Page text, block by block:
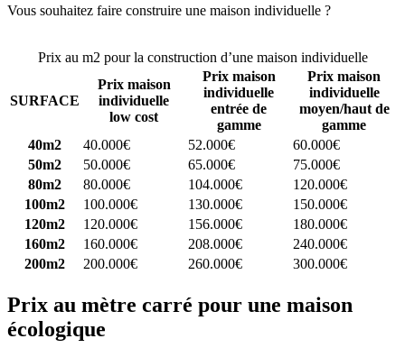
Vous souhaitez faire construire une maison individuelle ?
Prix au m2 pour la construction d’une maison individuelle
SURFACE
Prix maison
individuelle
low cost
Prix maison
individuelle
entrée de
gamme
Prix maison
individuelle
moyen/haut de
gamme
40m2
40.000€ 52.000€
60.000€
50m2
50.000€ 65.000€
75.000€
80m2
80.000€ 104.000€
120.000€
100m2
100.000€ 130.000€
150.000€
120m2
120.000€ 156.000€
180.000€
160m2
160.000€ 208.000€
240.000€
200m2
200.000€ 260.000€ 300.000€
Prix au mètre carré pour une maison
écologique